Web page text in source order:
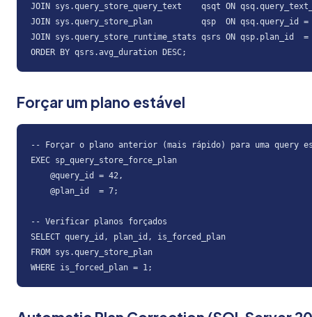
JOIN sys.query_store_query_text    qsqt ON
JOIN sys.query_store_plan          qsp  ON qsq.query_id =
JOIN sys.query_store_runtime_stats qsrs ON qsp.plan_id
ORDER BY qsrs.avg_duration DESC;
Forçar um plano estável
-- Forçar o plano anterior (mais rápido) para uma query
EXEC sp_query_store_force_plan
    @query_id = 42,
    @plan_id  = 7;
-- Verificar planos forçados
SELECT query_id, plan_id, is_forced_plan
FROM sys.query_store_plan
WHERE is_forced_plan = 1;